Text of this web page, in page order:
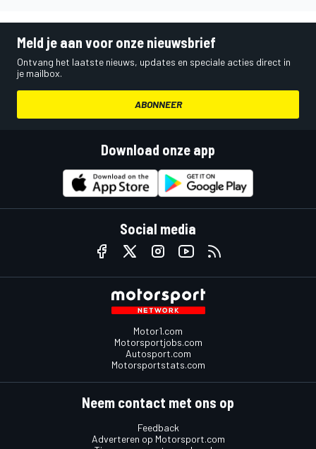
Meld je aan voor onze nieuwsbrief
Ontvang het laatste nieuws, updates en speciale acties direct in
je mailbox.
ABONNEER
Download onze app
Social media
Motor1.com
Motorsportjobs.com
Autosport.com
Motorsportstats.com
Neem contact met ons op
Feedback
Adverteren op Motorsport.com